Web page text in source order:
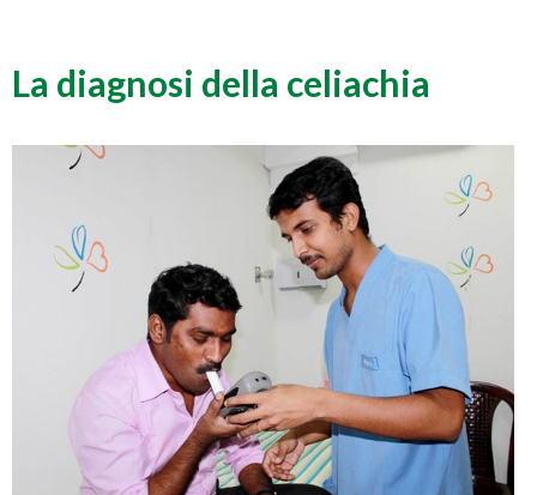
La diagnosi della celiachia